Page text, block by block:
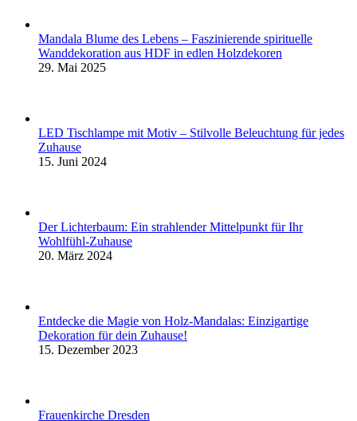
Mandala Blume des Lebens – Faszinierende spirituelle
Wanddekoration aus HDF in edlen Holzdekoren
29. Mai 2025
LED Tischlampe mit Motiv – Stilvolle Beleuchtung für jedes
Zuhause
15. Juni 2024
Der Lichterbaum: Ein strahlender Mittelpunkt für Ihr
Wohlfühl-Zuhause
20. März 2024
Entdecke die Magie von Holz-Mandalas: Einzigartige
Dekoration für dein Zuhause!
15. Dezember 2023
Frauenkirche Dresden